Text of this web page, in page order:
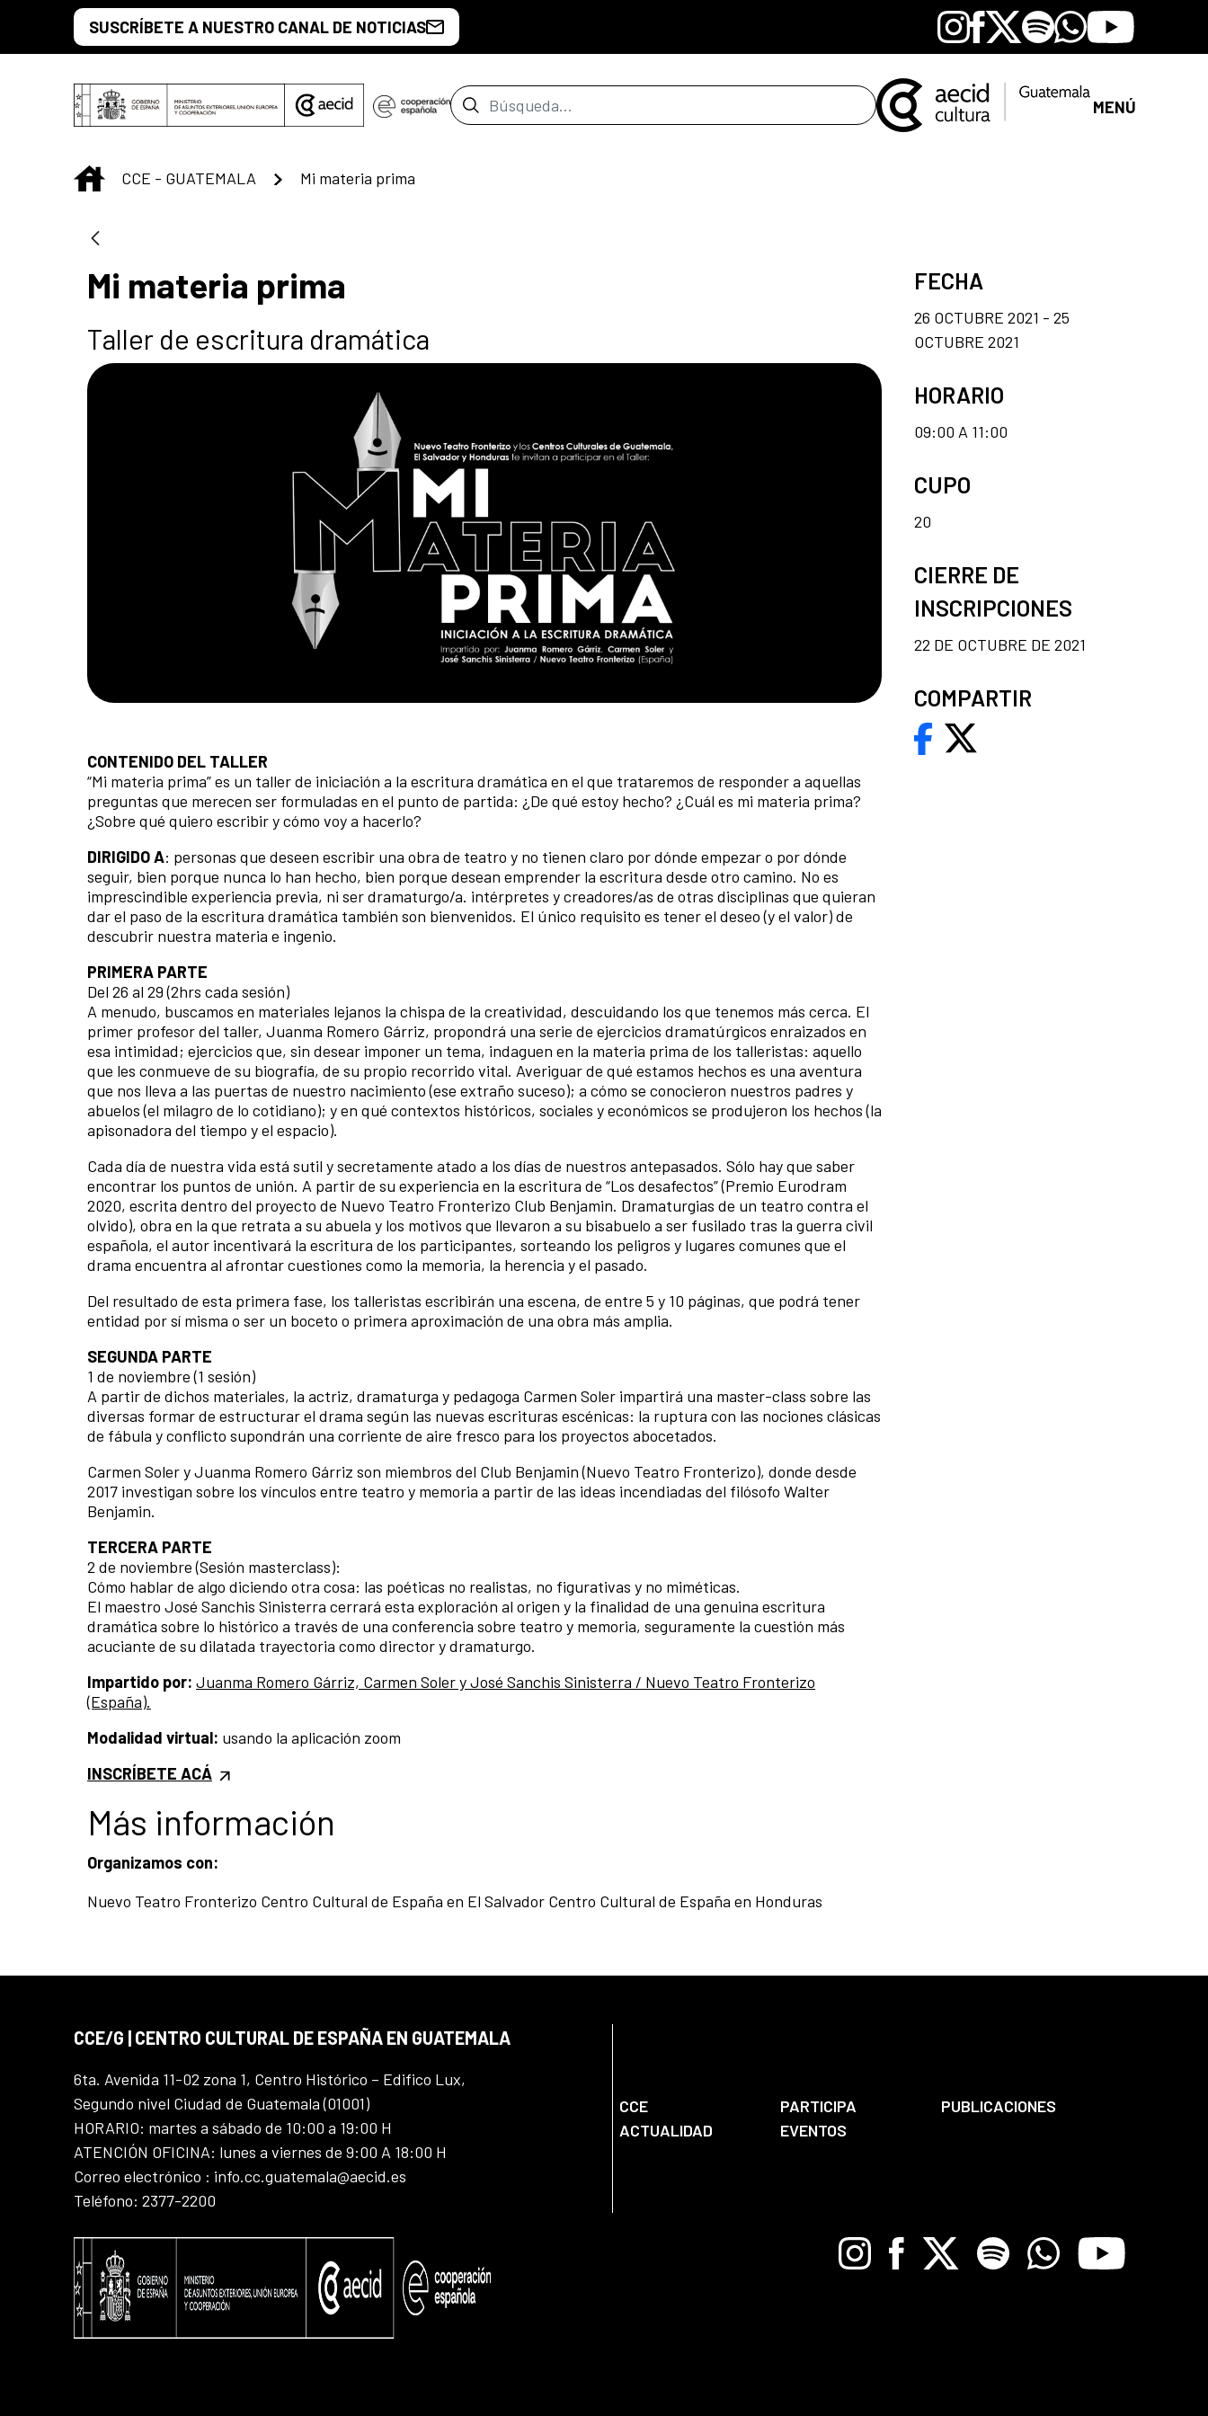
Saltar al contenido principal
SUSCRÍBETE A NUESTRO CANAL DE NOTICIAS Instagram
Facebook
X SpotifyWhatsapp
Youtube
Barra de búsqueda MENÚ
INICIO
CCE - GUATEMALA Mi materia prima
Mi materia prima
Taller de escritura dramática
CONTENIDO DEL TALLER
“Mi materia prima” es un taller de iniciación a la escritura dramática en el que trataremos de responder a aquellas
preguntas que merecen ser formuladas en el punto de partida: ¿De qué estoy hecho? ¿Cuál es mi materia prima?
¿Sobre qué quiero escribir y cómo voy a hacerlo?
DIRIGIDO A: personas que deseen escribir una obra de teatro y no tienen claro por dónde empezar o por dónde
seguir, bien porque nunca lo han hecho, bien porque desean emprender la escritura desde otro camino. No es
imprescindible experiencia previa, ni ser dramaturgo/a. intérpretes y creadores/as de otras disciplinas que quieran
dar el paso de la escritura dramática también son bienvenidos. El único requisito es tener el deseo (y el valor) de
descubrir nuestra materia e ingenio.
PRIMERA PARTE
Del 26 al 29 (2hrs cada sesión)
A menudo, buscamos en materiales lejanos la chispa de la creatividad, descuidando los que tenemos más cerca. El
primer profesor del taller, Juanma Romero Gárriz, propondrá una serie de ejercicios dramatúrgicos enraizados en
esa intimidad; ejercicios que, sin desear imponer un tema, indaguen en la materia prima de los talleristas: aquello
que les conmueve de su biografía, de su propio recorrido vital. Averiguar de qué estamos hechos es una aventura
que nos lleva a las puertas de nuestro nacimiento (ese extraño suceso); a cómo se conocieron nuestros padres y
abuelos (el milagro de lo cotidiano); y en qué contextos históricos, sociales y económicos se produjeron los hechos (la
apisonadora del tiempo y el espacio).
Cada día de nuestra vida está sutil y secretamente atado a los días de nuestros antepasados. Sólo hay que saber
encontrar los puntos de unión. A partir de su experiencia en la escritura de “Los desafectos” (Premio Eurodram
2020, escrita dentro del proyecto de Nuevo Teatro Fronterizo Club Benjamin. Dramaturgias de un teatro contra el
olvido), obra en la que retrata a su abuela y los motivos que llevaron a su bisabuelo a ser fusilado tras la guerra civil
española, el autor incentivará la escritura de los participantes, sorteando los peligros y lugares comunes que el
drama encuentra al afrontar cuestiones como la memoria, la herencia y el pasado.
Del resultado de esta primera fase, los talleristas escribirán una escena, de entre 5 y 10 páginas, que podrá tener
entidad por sí misma o ser un boceto o primera aproximación de una obra más amplia.
SEGUNDA PARTE
1 de noviembre (1 sesión)
A partir de dichos materiales, la actriz, dramaturga y pedagoga Carmen Soler impartirá una master-class sobre las
diversas formar de estructurar el drama según las nuevas escrituras escénicas: la ruptura con las nociones clásicas
de fábula y conflicto supondrán una corriente de aire fresco para los proyectos abocetados.
Carmen Soler y Juanma Romero Gárriz son miembros del Club Benjamin (Nuevo Teatro Fronterizo), donde desde
2017 investigan sobre los vínculos entre teatro y memoria a partir de las ideas incendiadas del filósofo Walter
Benjamin.
TERCERA PARTE
2 de noviembre (Sesión masterclass):
Cómo hablar de algo diciendo otra cosa: las poéticas no realistas, no figurativas y no miméticas.
El maestro José Sanchis Sinisterra cerrará esta exploración al origen y la finalidad de una genuina escritura
dramática sobre lo histórico a través de una conferencia sobre teatro y memoria, seguramente la cuestión más
acuciante de su dilatada trayectoria como director y dramaturgo.
Impartido por: Juanma Romero Gárriz, Carmen Soler y José Sanchis Sinisterra / Nuevo Teatro Fronterizo
(España).
Modalidad virtual: usando la aplicación zoom
INSCRÍBETE ACÁ
Más información
Organizamos con:
Nuevo Teatro Fronterizo Centro Cultural de España en El Salvador Centro Cultural de España en Honduras
FECHA
26 OCTUBRE 2021 - 25
OCTUBRE 2021
HORARIO
09:00 A 11:00
CUPO
20
CIERRE DE
INSCRIPCIONES
22 DE OCTUBRE DE 2021
COMPARTIR
CCE/G | CENTRO CULTURAL DE ESPAÑA EN GUATEMALA
6ta. Avenida 11-02 zona 1, Centro Histórico – Edifico Lux,
Segundo nivel Ciudad de Guatemala (01001)
HORARIO: martes a sábado de 10:00 a 19:00 H
ATENCIÓN OFICINA: lunes a viernes de 9:00 A 18:00 H
Correo electrónico : info.cc.guatemala@aecid.es
Teléfono: 2377-2200
CCE PARTICIPA
PUBLICACIONES
ACTUALIDAD
EVENTOS
InstagramFacebook
X Spotify WhatsappYoutube